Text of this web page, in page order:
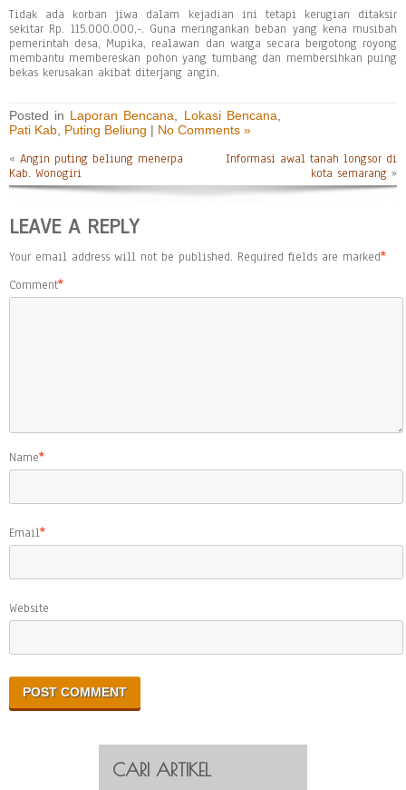
Tidak ada korban jiwa dalam kejadian ini tetapi kerugian ditaksir
sekitar Rp. 115.000.000,-. Guna meringankan beban yang kena musibah
pemerintah desa, Mupika, realawan dan warga secara bergotong royong
membantu membereskan pohon yang tumbang dan membersihkan puing
bekas kerusakan akibat diterjang angin.
Posted in Laporan Bencana Lokasi Bencana
Pati Kab Puting Beliung | No Comments »
« Angin puting beliung menerpa
Kab. Wonogiri
Informasi awal tanah longsor di
kota semarang »
LEAVE A REPLY
Your email address will not be published. Required fields are marked*
Comment*
Name*
Email*
Website
CARI ARTIKEL